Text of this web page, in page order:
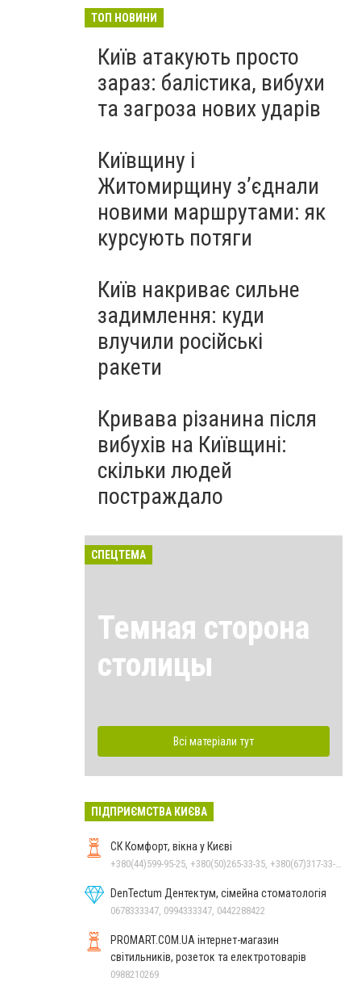
ТОП НОВИНИ
Київ атакують просто
зараз: балістика, вибухи
та загроза нових ударів
Київщину і
Житомирщину з’єднали
новими маршрутами: як
курсують потяги
Київ накриває сильне
задимлення: куди
влучили російські
ракети
Кривава різанина після
вибухів на Київщині:
скільки людей
постраждало
СПЕЦТЕМА
Темная сторона
столицы
Всі матеріали тут
ПІДПРИЄМСТВА КИЄВА
СК Комфорт, вікна у Києві
DenTectum Дентектум, сімейна стоматологія
0678333347, 0994333347, 0442288422
PROMART.COM.UA інтернет-магазин
cвітильників, розеток та електротоварів
0988210269